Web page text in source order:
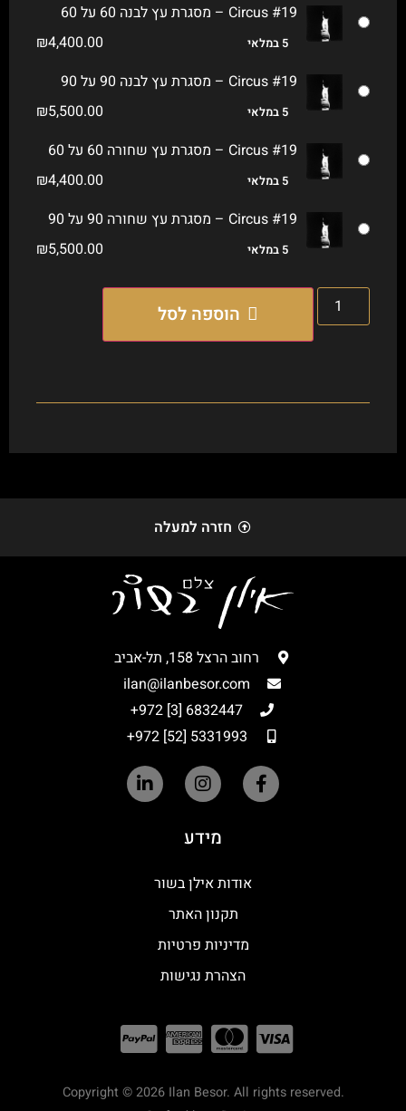
Circus #19 – מסגרת עץ לבנה 60 על 60
₪4,400.00 5 במלאי
Circus #19 – מסגרת עץ לבנה 90 על 90
₪5,500.00 5 במלאי
Circus #19 – מסגרת עץ שחורה 60 על 60
₪4,400.00 5 במלאי
Circus #19 – מסגרת עץ שחורה 90 על 90
₪5,500.00 5 במלאי
הוספה לסל
חזרה למעלה
רחוב הרצל 158, תל-אביב
ilan@ilanbesor.com
6832447 [3] 972+
5331993 [52] 972+
מידע
אודות אילן בשור
תקנון האתר
מדיניות פרטיות
הצהרת נגישות
Copyright © 2026 Ilan Besor. All rights reserved.